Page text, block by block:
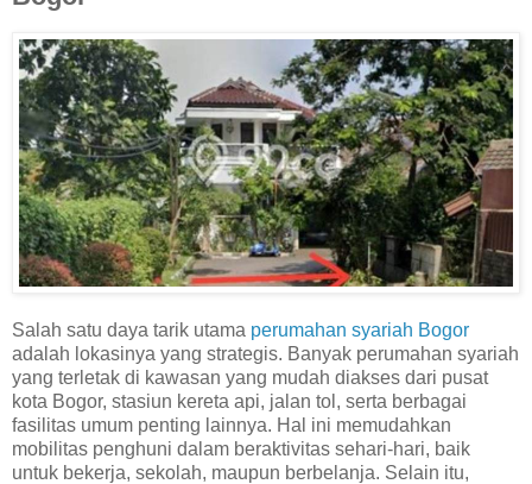
Salah satu daya tarik utama perumahan syariah Bogor
adalah lokasinya yang strategis. Banyak perumahan syariah
yang terletak di kawasan yang mudah diakses dari pusat
kota Bogor, stasiun kereta api, jalan tol, serta berbagai
fasilitas umum penting lainnya. Hal ini memudahkan
mobilitas penghuni dalam beraktivitas sehari-hari, baik
untuk bekerja, sekolah, maupun berbelanja. Selain itu,